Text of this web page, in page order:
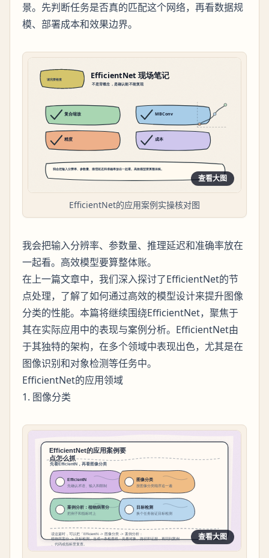
景。先判断任务是否真的匹配这个网络，再看数据规
模、部署成本和效果边界。
查看大图
EfficientNet的应用案例实操核对图
我会把输入分辨率、参数量、推理延迟和准确率放在
一起看。高效模型要算整体账。
在上一篇文章中，我们深入探讨了EfficientNet的节
点处理，了解了如何通过高效的模型设计来提升图像
分类的性能。本篇将继续围绕EfficientNet，聚焦于
其在实际应用中的表现与案例分析。EfficientNet由
于其独特的架构，在多个领域中表现出色，尤其是在
图像识别和对象检测等任务中。
EfficientNet的应用领域
1. 图像分类
查看大图